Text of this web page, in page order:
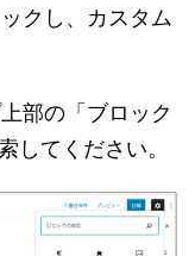
クし、カスタム
部の「ブロック
してください。